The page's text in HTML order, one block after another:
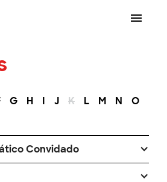
G H I J K L M N O
Convidado